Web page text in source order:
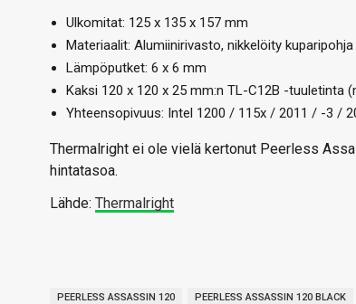
Ulkomitat: 125 x 135 x 157 mm
Materiaalit: Alumiinirivasto, nikkelöity
Lämpöputket: 6 x 6 mm
Kaksi 120 x 120 x 25 mm:n TL-C12B -tuuletinta
Yhteensopivuus: Intel 1200 / 115x / 2011 / -3 /
Thermalright ei ole vielä kertonut Peerless
hintatasoa.
Lähde: Thermalright
PEERLESS ASSASSIN 120 PEERLESS ASSASSIN 120 BLACK